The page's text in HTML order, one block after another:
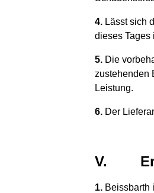
4. Lässt sich
dieses Tages
5. Die
zustehenden
Leistung.
6. Der
V.
1. Beissbarth